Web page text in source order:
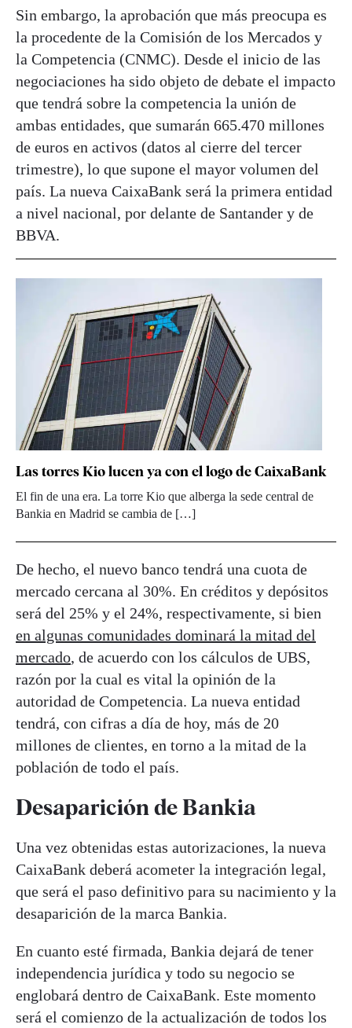
Sin embargo, la aprobación que más preocupa es
la procedente de la Comisión de los Mercados y
la Competencia (CNMC). Desde el inicio de las
negociaciones ha sido objeto de debate el impacto
que tendrá sobre la competencia la unión de
ambas entidades, que sumarán 665.470 millones
de euros en activos (datos al cierre del tercer
trimestre), lo que supone el mayor volumen del
país. La nueva CaixaBank será la primera entidad
a nivel nacional, por delante de Santander y de
BBVA.
Las torres Kio lucen ya con el logo de CaixaBank
El fin de una era. La torre Kio que alberga la sede central de
Bankia en Madrid se cambia de […]
De hecho, el nuevo banco tendrá una cuota de
mercado cercana al 30%. En créditos y depósitos
será del 25% y el 24%, respectivamente, si bien
en algunas comunidades dominará la mitad del
mercado, de acuerdo con los cálculos de UBS,
razón por la cual es vital la opinión de la
autoridad de Competencia. La nueva entidad
tendrá, con cifras a día de hoy, más de 20
millones de clientes, en torno a la mitad de la
población de todo el país.
Desaparición de Bankia
Una vez obtenidas estas autorizaciones, la nueva
CaixaBank deberá acometer la integración legal,
que será el paso definitivo para su nacimiento y la
desaparición de la marca Bankia.
En cuanto esté firmada, Bankia dejará de tener
independencia jurídica y todo su negocio se
englobará dentro de CaixaBank. Este momento
será el comienzo de la actualización de todos los